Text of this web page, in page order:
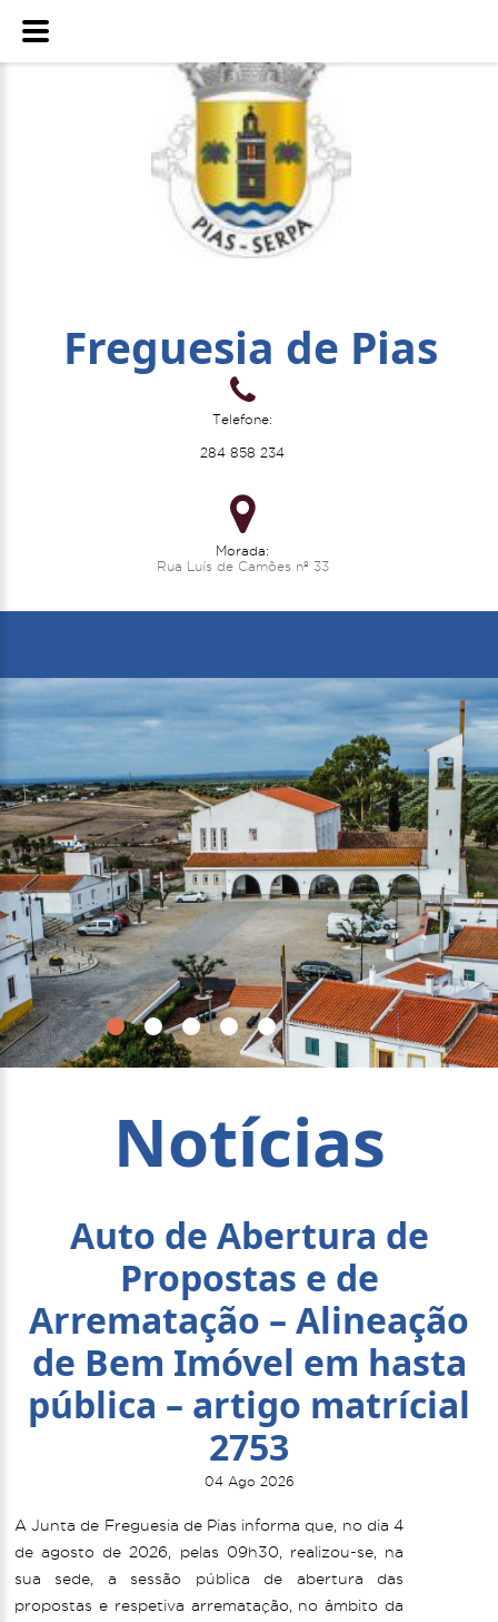
Freguesia de Pias
Telefone:
284 858 234
Morada:
Rua Luís de Camões nº 33
Notícias
Auto de Abertura de
Propostas e de
Arrematação – Alineação
de Bem Imóvel em hasta
pública – artigo matrícial
2753
04 Ago 2026
A Junta de Freguesia de Pias informa que, no dia 4
de agosto de 2026, pelas 09h30, realizou-se, na
sua sede, a sessão pública de abertura das
propostas e respetiva arrematação, no âmbito da